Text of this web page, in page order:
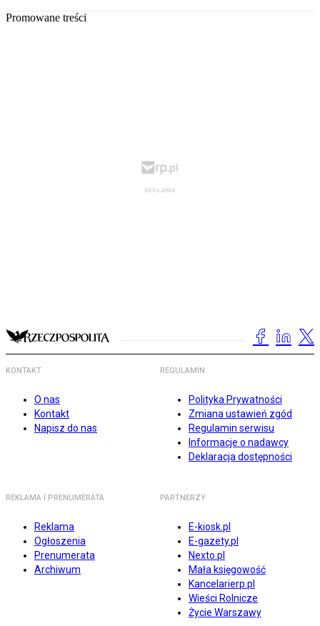
Promowane treści
KONTAKT
O nas
Kontakt
Napisz do nas
REGULAMIN
Polityka Prywatności
Zmiana ustawień zgód
Regulamin serwisu
Informacje o nadawcy
Deklaracja dostępności
REKLAMA I PRENUMERATA
Reklama
Ogłoszenia
Prenumerata
Archiwum
PARTNERZY
E-kiosk.pl
E-gazety.pl
Nexto.pl
Mała księgowość
Kancelarierp.pl
Wieści Rolnicze
Życie Warszawy